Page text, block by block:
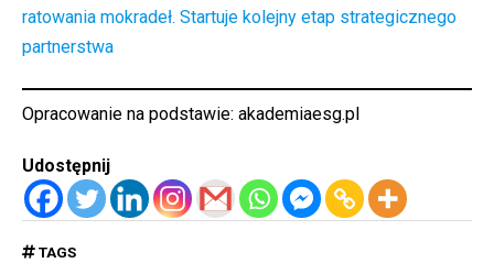
ratowania mokradeł. Startuje kolejny etap strategicznego
partnerstwa
Opracowanie na podstawie: akademiaesg.pl
Udostępnij
TAGS